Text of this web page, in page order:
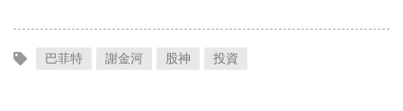
巴菲特 謝金河 股神 投資